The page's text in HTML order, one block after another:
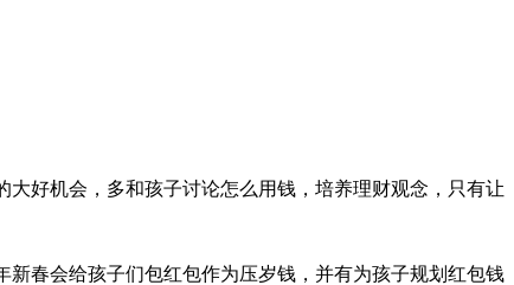
好机会，多和孩子讨论怎么用钱，培养理财观念，只有让
春会给孩子们包红包作为压岁钱，并有为孩子规划红包钱